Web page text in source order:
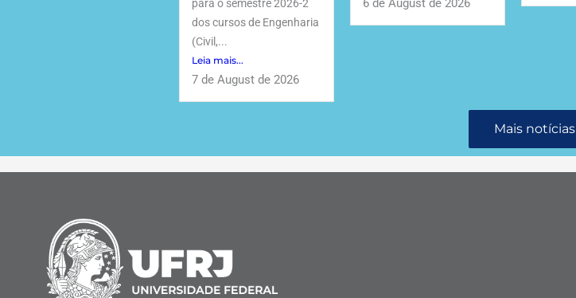
para o semestre 2026-2
dos cursos de Engenharia
(Civil,...
Leia mais...
7 de August de 2026
6 de August de 2026
Mais notícias